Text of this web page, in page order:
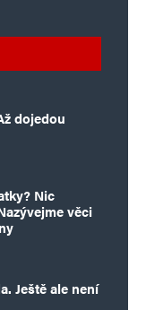
dojedou
Nic
věci
Ještě ale není